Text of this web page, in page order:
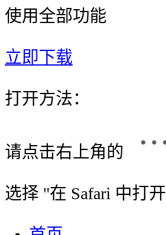
使用全部功能
立即下载
打开方法：
请点击右上角的
选择 "在 Safari 中打开